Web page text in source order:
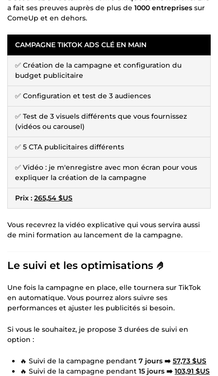
a fait ses preuves auprès de plus de 1000 entreprises sur
ComeUp et en dehors.
CAMPAGNE TIKTOK ADS CLÉ EN MAIN
✅ Création de la campagne et configuration du
budget publicitaire
✅ Configuration et test de 3 audiences
✅ Test de 3 visuels différents que vous fournissez
(vidéos ou carousel)
✅ 5 CTA publicitaires différents
✅ Vidéo : je m'enregistre avec mon écran pour vous
expliquer la création de la campagne
Prix : 265,54 $US
Vous recevrez la vidéo explicative qui vous servira aussi
de mini formation au lancement de la campagne.
Le suivi et les optimisations 🤌
Une fois la campagne en place, elle tournera sur TikTok
en automatique. Vous pourrez alors suivre ses
performances et ajuster les publicités si besoin.
Si vous le souhaitez, je propose 3 durées de suivi en
option :
🔥 Suivi de la campagne pendant 7 jours ➡️ 57,73 $US
🔥 Suivi de la campagne pendant 15 jours ➡️ 103,91 $US